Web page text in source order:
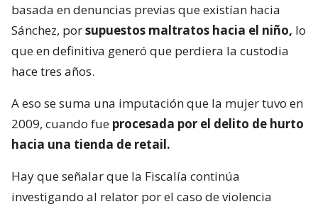
basada en denuncias previas que existían hacia
Sánchez, porsupuestos maltratos hacia el niño, lo
que en definitiva generó que perdiera la custodia
hace tres años.
A eso se suma una imputación que la mujer tuvo en
2009, cuando fue procesada por el delito de hurto
hacia una tienda de retail.
Hay que señalar que la Fiscalía continúa
investigando al relator por el caso de violencia